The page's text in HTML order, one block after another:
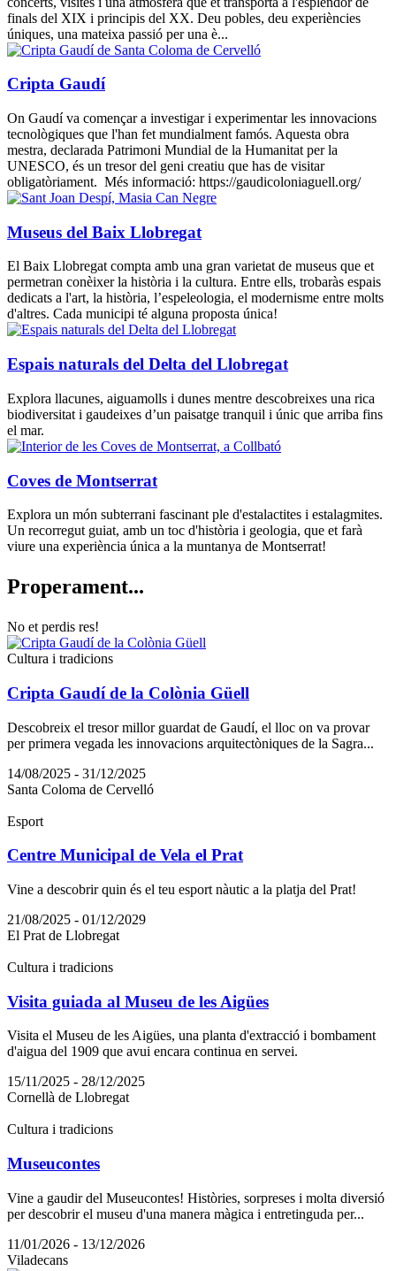
finals del XIX i principis del XX. Deu pobles, deu experiències
úniques, una mateixa passió per una è...
Cripta Gaudí
On Gaudí va començar a investigar i experimentar les innovacions
tecnològiques que l'han fet mundialment famós. Aquesta obra
mestra, declarada Patrimoni Mundial de la Humanitat per la
UNESCO, és un tresor del geni creatiu que has de visitar
obligatòriament. Més informació: https://gaudicoloniaguell.org/
Museus del Baix Llobregat
El Baix Llobregat compta amb una gran varietat de museus que et
permetran conèixer la història i la cultura. Entre ells, trobaràs espais
dedicats a l'art, la història, l’espeleologia, el modernisme entre molts
d'altres. Cada municipi té alguna proposta única!
Espais naturals del Delta del Llobregat
Explora llacunes, aiguamolls i dunes mentre descobreixes una rica
biodiversitat i gaudeixes d’un paisatge tranquil i únic que arriba fins
el mar.
Coves de Montserrat
Explora un món subterrani fascinant ple d'estalactites i estalagmites.
Un recorregut guiat, amb un toc d'història i geologia, que et farà
viure una experiència única a la muntanya de Montserrat!
Properament...
No et perdis res!
Cultura i tradicions
Cripta Gaudí de la Colònia Güell
Descobreix el tresor millor guardat de Gaudí, el lloc on va provar
per primera vegada les innovacions arquitectòniques de la Sagra...
14/08/2025 - 31/12/2025
Santa Coloma de Cervelló
Esport
Centre Municipal de Vela el Prat
Vine a descobrir quin és el teu esport nàutic a la platja del Prat!
21/08/2025 - 01/12/2029
El Prat de Llobregat
Cultura i tradicions
Visita guiada al Museu de les Aigües
Visita el Museu de les Aigües, una planta d'extracció i bombament
d'aigua del 1909 que avui encara continua en servei.
15/11/2025 - 28/12/2025
Cornellà de Llobregat
Cultura i tradicions
Museucontes
Vine a gaudir del Museucontes! Històries, sorpreses i molta diversió
per descobrir el museu d'una manera màgica i entretinguda per...
11/01/2026 - 13/12/2026
Viladecans